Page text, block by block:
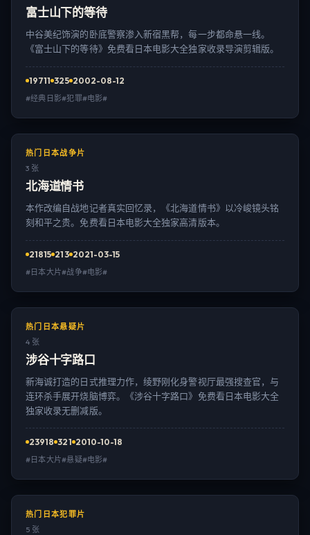
富士山下的等待
中谷美纪饰演的卧底警察渗入新宿黑帮，每一步都命悬一线。
《富士山下的等待》免费看日本电影大全独家收录导演剪辑版。
19711 325 2002-08-12
#经典日影#犯罪#电影#
热门日本战争片
3 张
北海道情书
本作改编自战地记者真实回忆录，《北海道情书》以冷峻镜头铭
刻和平之贵。免费看日本电影大全独家高清版本。
21815 213 2021-03-15
#日本大片#战争#电影#
热门日本悬疑片
4 张
涉谷十字路口
新海诚打造的日式推理力作，绫野刚化身警视厅最强搜查官，与
连环杀手展开烧脑博弈。《涉谷十字路口》免费看日本电影大全
独家收录无删减版。
23918 321 2010-10-18
#日本大片#悬疑#电影#
热门日本犯罪片
5 张